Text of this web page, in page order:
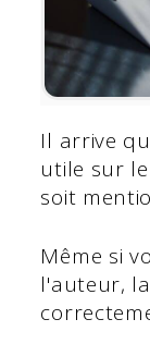
Il arrive
utile sur
soit
Même si
l'auteur,